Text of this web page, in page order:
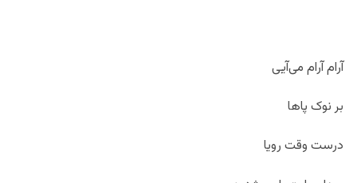
آرام آرام می‌آیی
بر نوک پاها
درست وقت رویا